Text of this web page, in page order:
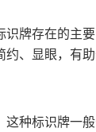
牌存在的主
、显眼，有助
种标识牌一